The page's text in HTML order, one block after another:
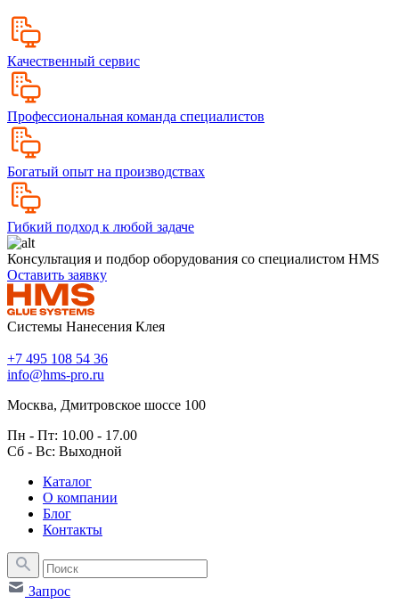
Качественный сервис
Профессиональная команда специалистов
Богатый опыт на производствах
Гибкий подход к любой задаче
Консультация и подбор оборудования со специалистом HMS
Оставить заявку
Системы Нанесения Клея
+7 495 108 54 36
info@hms-pro.ru
Москва, Дмитровское шоссе 100
Пн - Пт: 10.00 - 17.00
Сб - Вс: Выходной
Каталог
О компании
Блог
Контакты
Запрос